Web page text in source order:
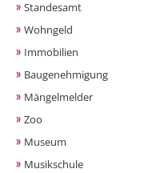
Standesamt
Wohngeld
Immobilien
Baugenehmigung
Mängelmelder
Zoo
Museum
Musikschule